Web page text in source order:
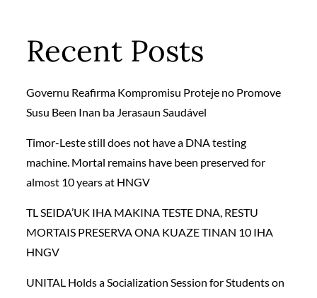
Recent Posts
Governu Reafirma Kompromisu Proteje no Promove
Susu Been Inan ba Jerasaun Saudável
Timor-Leste still does not have a DNA testing
machine. Mortal remains have been preserved for
almost 10 years at HNGV
TL SEIDA’UK IHA MAKINA TESTE DNA, RESTU
MORTAIS PRESERVA ONA KUAZE TINAN 10 IHA
HNGV
UNITAL Holds a Socialization Session for Students on